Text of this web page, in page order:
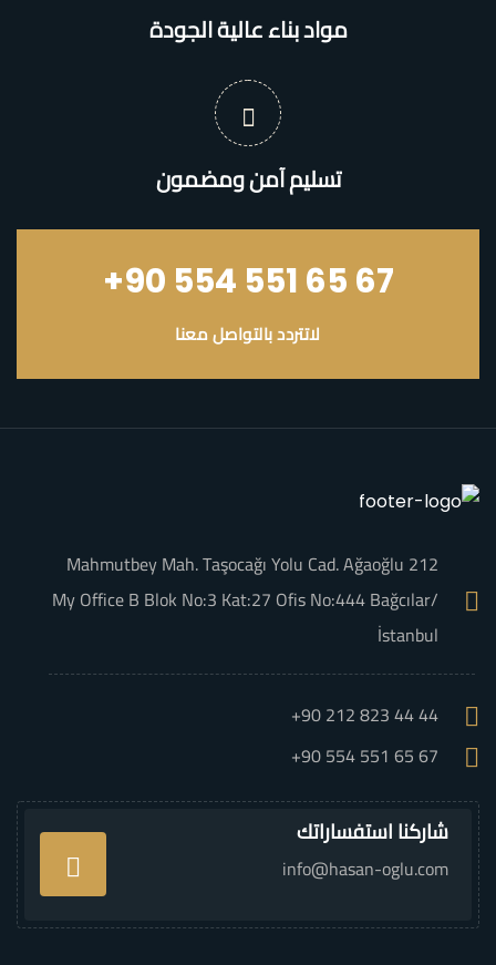
مواد بناء عالية الجودة
تسليم آمن ومضمون
+90 554 551 65 67
لاتتردد بالتواصل معنا
Mahmutbey Mah. Taşocağı Yolu Cad. Ağaoğlu 212
My Office B Blok No:3 Kat:27 Ofis No:444 Bağcılar/
İstanbul
+90 212 823 44 44
+90 554 551 65 67
شاركنا استفساراتك
info@hasan-oglu.com